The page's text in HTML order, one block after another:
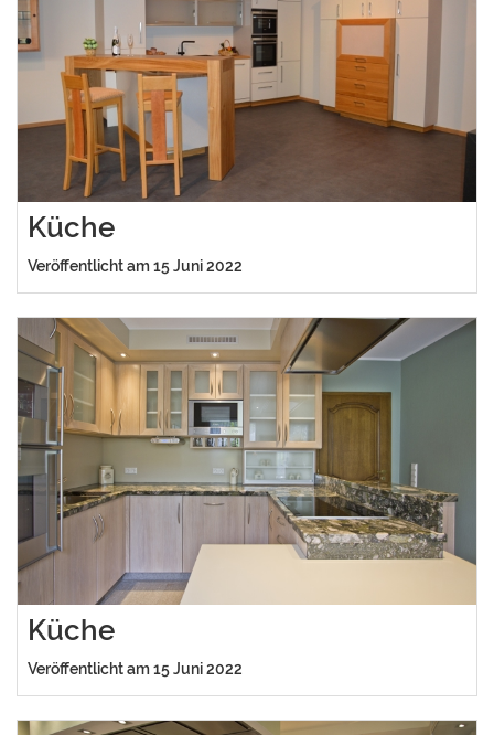
Küche
Veröffentlicht am 15 Juni 2022
Küche
Veröffentlicht am 15 Juni 2022